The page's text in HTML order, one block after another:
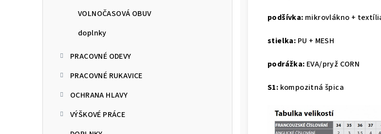
VOLNOČASOVÁ OBUV
doplnky
PRACOVNÉ ODEVY
PRACOVNÉ RUKAVICE
OCHRANA HLAVY
VÝŠKOVÉ PRÁCE
podšívka: mikrovlákno +
stielka: PU + MESH
podrážka: EVA/pryž CORN
S1: kompozitná špica